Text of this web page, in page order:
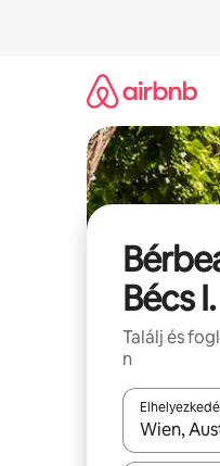
Bécs I.
Találj és
n
Az